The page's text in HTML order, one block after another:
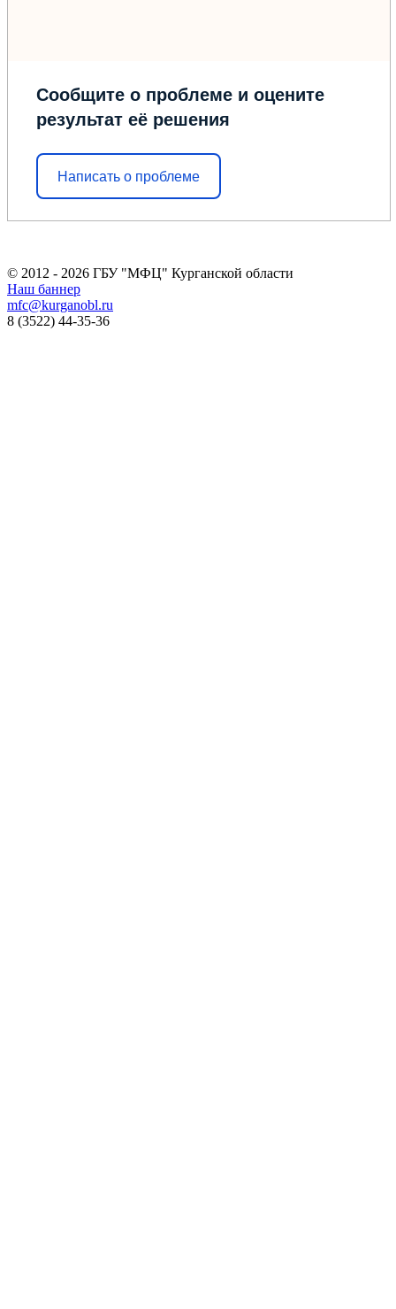
Сообщите о проблеме и оцените
результат её решения
Написать о проблеме
© 2012 - 2026 ГБУ "МФЦ" Курганской области
Наш баннер
mfc@kurganobl.ru
8 (3522) 44-35-36